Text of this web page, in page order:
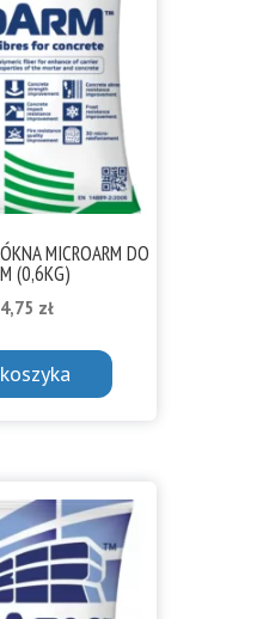
MICROARM DO
(0,6KG)
zł.
złAktualna
wynosi:
14,75 zł.